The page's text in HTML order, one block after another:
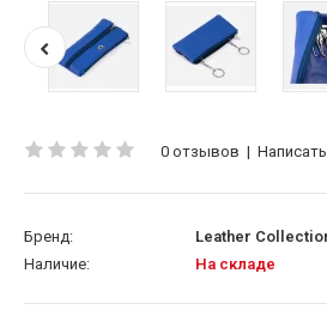
0 отзывов |
Бренд:
Leather
Наличие:
На складе